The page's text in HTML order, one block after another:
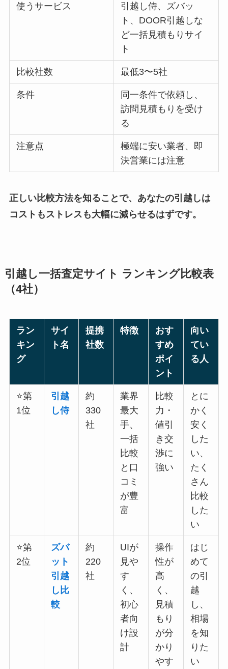
使うサービス
引越し侍、ズバッ
ト、DOOR引越しな
ど一括見積もりサイ
ト
比較社数 最低3〜5社
条件
同一条件で依頼し、
訪問見積もりを受け
る
注意点
極端に安い業者、即
決営業には注意
正しい比較方法を知ることで、あなたの引越しは
コストもストレスも大幅に減らせるはずです。
引越し一括査定サイト ランキング比較表
（4社）
ラン
キン
グ
サイ
ト名
提携
社数
特徴
おす
すめ
ポイ
ント
向い
てい
る人
⭐第
1位
引越
し侍
約
330
社
業界
最大
手、
一括
比較
と口
コミ
が豊
富
比較
力・
値引
き交
渉に
強い
とに
かく
安く
した
い、
たく
さん
比較
した
い
⭐第
2位
ズバ
ット
引越
し比
較
約
220
社
UIが
見や
す
く、
初心
者向
け設
計
操作
性が
高
く、
見積
もり
が分
かり
やす
はじ
めて
の引
越
し、
相場
を知
りた
い